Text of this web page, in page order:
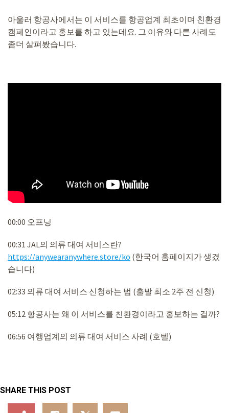
아울러 항공사에서는 이 서비스를 항공업계 최초이며 친환경
캠페인이라고 홍보를 하고 있는데요. 그 이유와 다른 사례도
좀더 살펴봤습니다.
00:00 오프닝
00:31 JAL의 의류 대여 서비스란?
https://anywearanywhere.store/ko (한국어 홈페이지가 생겼
습니다)
02:33 의류 대여 서비스 신청하는 법 (출발 최소 2주 전 신청)
05:12 항공사는 왜 이 서비스를 친환경이라고 홍보하는 걸까?
06:56 여행업계의 의류 대여 서비스 사례 (호텔)
SHARE THIS POST